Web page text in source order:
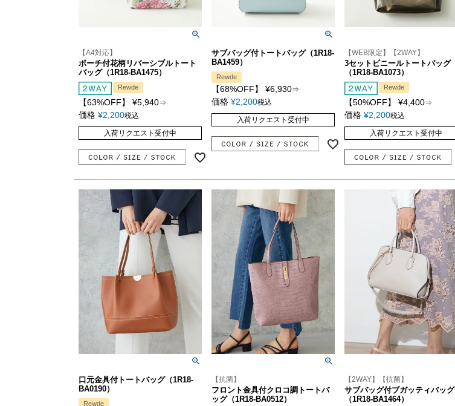
【A4対応】
ポーチ付花柄リバーシブルトート
バッグ（1R18-BA1475）
Rewde
【63%OFF】 ¥5,940⇒
価格 ¥2,200税込
入荷リクエスト受付中
サブバッグ付トートバッグ（1R18-
BA1459）
Rewde
【68%OFF】 ¥6,930⇒
価格 ¥2,200税込
入荷リクエスト受付中
【WEB限定】【2WAY】
3セットビニールトートバッグ
（1R18-BA1073）
Rewde
【50%OFF】 ¥4,400⇒
価格 ¥2,200税込
入荷リクエスト受付中
口元金具付トートバッグ（1R18-
BA0190）
Rewde
【抗菌】
フロント金具付クロコ調トートバ
ッグ（1R18-BA0512）
【2WAY】【抗菌】
サブバッグ付ブガッティバッグ
（1R18-BA1464）